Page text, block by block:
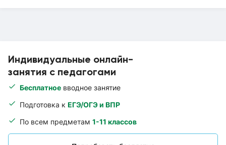
Индивидуальные онлайн-
занятия с педагогами
Бесплатное вводное занятие
Подготовка к ЕГЭ/ОГЭ и ВПР
По всем предметам 1-11 классов